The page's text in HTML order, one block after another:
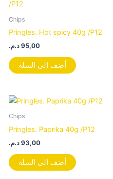
Chips
Pringles. Hot spicy 40g /P12
95,00د.م.
أضف إلى السلة
Chips
Pringles. Paprika 40g /P12
93,00د.م.
أضف إلى السلة